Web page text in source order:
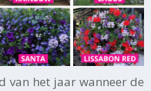
van het jaar wanneer de